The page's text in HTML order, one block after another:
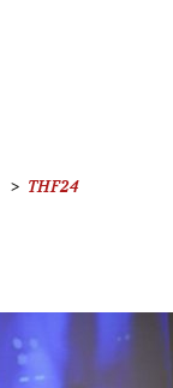
> THF24